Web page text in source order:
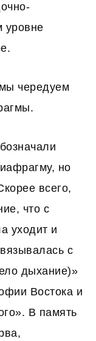
уровне
чередуем
но
всего,
что с
уходит и
с
дыхание)»
Востока и
В память